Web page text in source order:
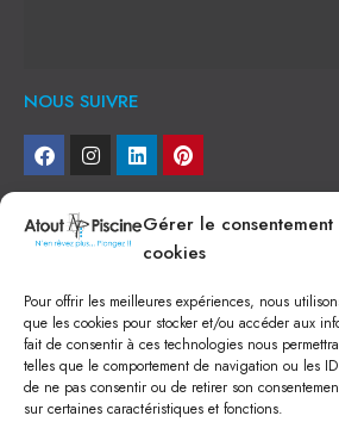
Gérer le consentement
cookies
Pour offrir les meilleures expériences, nous
que les cookies pour stocker et/ou accéder aux
fait de consentir à ces technologies nous
telles que le comportement de navigation ou les
de ne pas consentir ou de retirer son
sur certaines caractéristiques et fonctions.
NOUS SUIVRE
NEWSLETTER
Je veux recevoir toute l'actu
NOS SERVICES
Construction de piscine béton à Narbonne
Piscine coque à Narbonne
Acheter SPA à Narbonne